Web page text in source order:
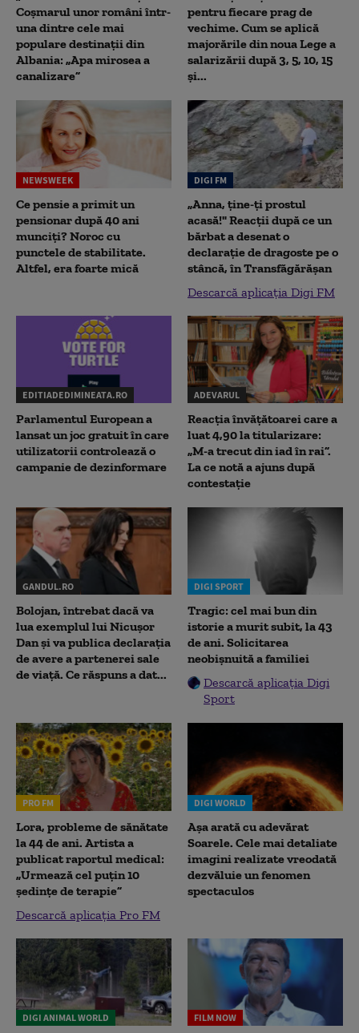
Coșmarul unor români într-
una dintre cele mai
populare destinații din
Albania: „Apa mirosea a
canalizare”
pentru fiecare prag de
vechime. Cum se aplică
majorările din noua Lege a
salarizării după 3, 5, 10, 15
și...
NEWSWEEK
Ce pensie a primit un
pensionar după 40 ani
munciți? Noroc cu
punctele de stabilitate.
Altfel, era foarte mică
DIGI FM
„Anna, ţine-ţi prostul
acasă!" Reacţii după ce un
bărbat a desenat o
declaraţie de dragoste pe o
stâncă, în Transfăgărăşan
Descarcă aplicația Digi FM
EDITIADEDIMINEATA.RO
Parlamentul European a
lansat un joc gratuit în care
utilizatorii controlează o
campanie de dezinformare
ADEVARUL
Reacția învățătoarei care a
luat 4,90 la titularizare:
„M-a trecut din iad în rai”.
La ce notă a ajuns după
contestație
GANDUL.RO
Bolojan, întrebat dacă va
lua exemplul lui Nicușor
Dan și va publica declarația
de avere a partenerei sale
de viață. Ce răspuns a dat...
DIGI SPORT
Tragic: cel mai bun din
istorie a murit subit, la 43
de ani. Solicitarea
neobișnuită a familiei
Descarcă aplicația Digi
Sport
PRO FM
Lora, probleme de sănătate
la 44 de ani. Artista a
publicat raportul medical:
„Urmează cel puțin 10
ședințe de terapie”
Descarcă aplicația Pro FM
DIGI WORLD
Așa arată cu adevărat
Soarele. Cele mai detaliate
imagini realizate vreodată
dezvăluie un fenomen
spectaculos
DIGI ANIMAL WORLD FILM NOW